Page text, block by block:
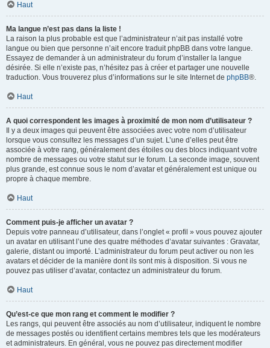
Haut
Ma langue n’est pas dans la liste !
La raison la plus probable est que l’administrateur n’ait pas installé votre
langue ou bien que personne n’ait encore traduit phpBB dans votre langue.
Essayez de demander à un administrateur du forum d’installer la langue
désirée. Si elle n’existe pas, n’hésitez pas à créer et partager une nouvelle
traduction. Vous trouverez plus d’informations sur le site Internet de phpBB®.
Haut
A quoi correspondent les images à proximité de mon nom d’utilisateur ?
Il y a deux images qui peuvent être associées avec votre nom d’utilisateur
lorsque vous consultez les messages d’un sujet. L’une d’elles peut être
associée à votre rang, généralement des étoiles ou des blocs indiquant votre
nombre de messages ou votre statut sur le forum. La seconde image, souvent
plus grande, est connue sous le nom d’avatar et généralement est unique ou
propre à chaque membre.
Haut
Comment puis-je afficher un avatar ?
Depuis votre panneau d’utilisateur, dans l’onglet « profil » vous pouvez ajouter
un avatar en utilisant l’une des quatre méthodes d’avatar suivantes : Gravatar,
galerie, distant ou importé. L’administrateur du forum peut activer ou non les
avatars et décider de la manière dont ils sont mis à disposition. Si vous ne
pouvez pas utiliser d’avatar, contactez un administrateur du forum.
Haut
Qu’est-ce que mon rang et comment le modifier ?
Les rangs, qui peuvent être associés au nom d’utilisateur, indiquent le nombre
de messages postés ou identifient certains membres tels que les modérateurs
et administrateurs. En général, vous ne pouvez pas directement modifier